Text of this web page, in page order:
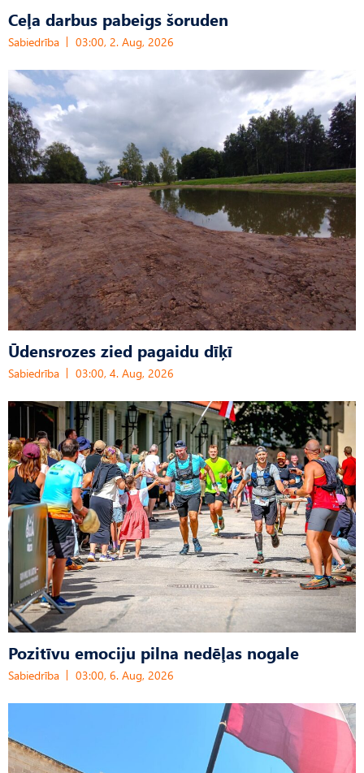
Ceļa darbus pabeigs šoruden
Sabiedrība 03:00, 2. Aug, 2026
Ūdensrozes zied pagaidu dīķī
Sabiedrība 03:00, 4. Aug, 2026
Pozitīvu emociju pilna nedēļas nogale
Sabiedrība 03:00, 6. Aug, 2026